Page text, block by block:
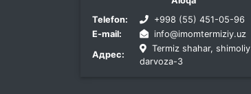
Telefon:
+998 (55) 451-05-96
E-mail:
info@imomtermiziy.uz
Адрес:
Termiz shahar, shimoliy
darvoza-3